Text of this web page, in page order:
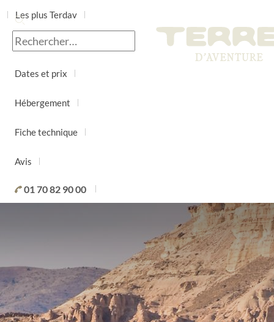
Les plus Terdav
Jour par jour
Dates et prix
Hébergement
Fiche technique
Avis
01 70 82 90 00